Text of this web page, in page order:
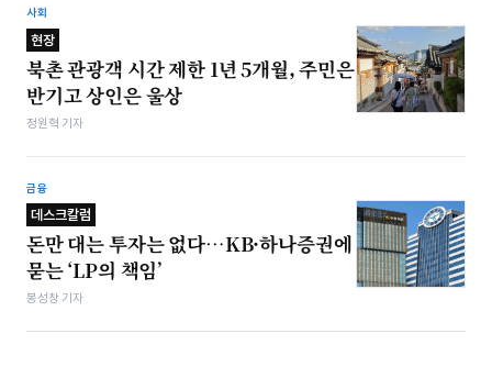
사회
현장
북촌 관광객 시간 제한 1년 5개월, 주민은
반기고 상인은 울상
정원혁 기자
금융
데스크칼럼
돈만 대는 투자는 없다…KB·하나증권에
묻는 ‘LP의 책임’
봉성창 기자